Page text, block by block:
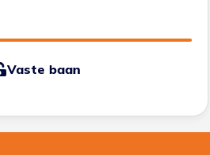
Vaste baan